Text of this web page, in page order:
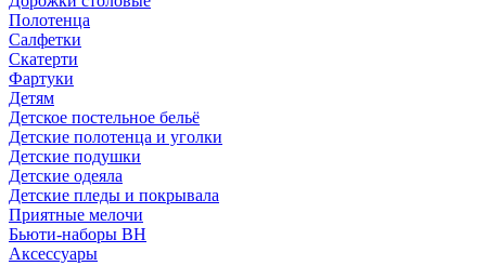
Полотенца
Салфетки
Скатерти
Фартуки
Детям
Детское постельное бельё
Детские полотенца и уголки
Детские подушки
Детские одеяла
Детские пледы и покрывала
Приятные мелочи
Бьюти-наборы ВН
Аксессуары